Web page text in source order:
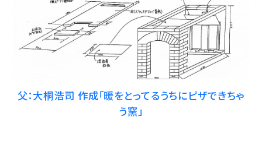
父：大桐浩司 作成「暖をとってるうちにピザできちゃ
う窯」